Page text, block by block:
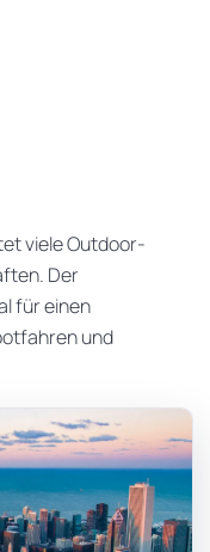
viele Outdoor-
Der
für einen
und